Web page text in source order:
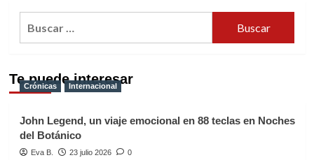
Te puede interesar
Crónicas Internacional
John Legend, un viaje emocional en 88 teclas en Noches
del Botánico
Eva B. 23 julio 2026 0